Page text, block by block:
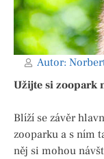
Autor:
Užijte si zoopark
Blíží se závěr
zooparku a s ním
něj si mohou